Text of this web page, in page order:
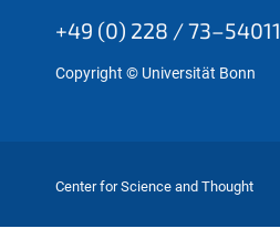
+49 (0) 228 / 73–54011
Copyright © Universität Bonn
Center for Science and Thought